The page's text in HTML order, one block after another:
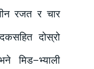
रजत र चार
दोस्रो
मिड–भ्याली